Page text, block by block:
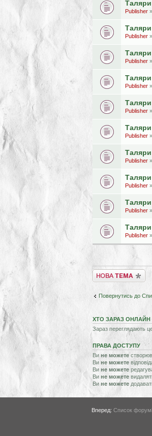
Таляри
Publisher
Таляри
Publisher
Таляри
Publisher
Таляри
Publisher
Таляри
Publisher
Таляри
Publisher
Таляри
Publisher
Таляри
Publisher
Таляри
Publisher
Таляри
Publisher
Створити нову тему
Повернутись до
ХТО ЗАРАЗ ОНЛАЙН
Зараз переглядають
ПРАВА ДОСТУПУ
Ви не можете
Ви не можете
Ви не можете
Ви не можете
Ви не можете
Вперед: Список